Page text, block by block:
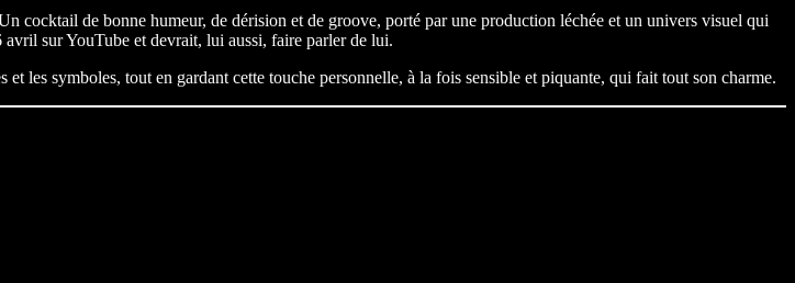
cocktail de bonne humeur, de dérision et de groove, porté par une production léchée et un univers visuel qui
sur YouTube et devrait, lui aussi, faire parler de lui.
les symboles, tout en gardant cette touche personnelle, à la fois sensible et piquante, qui fait tout son charme.